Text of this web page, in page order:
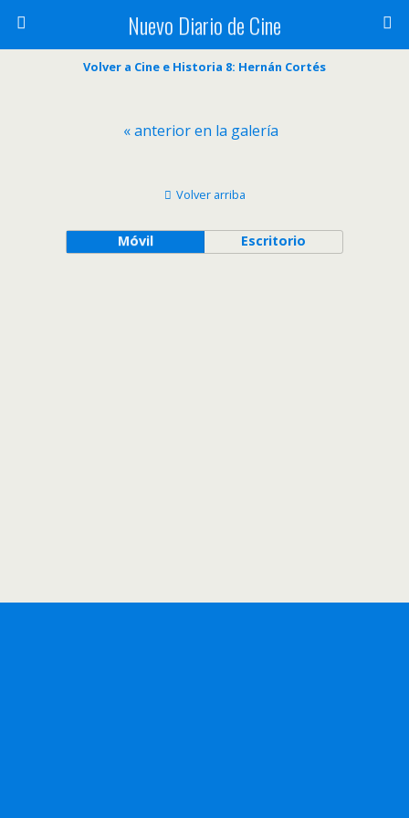
Nuevo Diario de Cine
Volver a Cine e Historia 8: Hernán Cortés
« anterior en la galería
Volver arriba
Móvil Escritorio